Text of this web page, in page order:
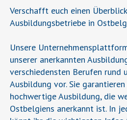
Verschafft euch einen
Ausbildungsbetriebe in
Unsere
unserer anerkannten
verschiedensten Berufen rund
Ausbildung vor. Sie
hochwertige Ausbildung, die
Ostbelgiens anerkannt ist. In